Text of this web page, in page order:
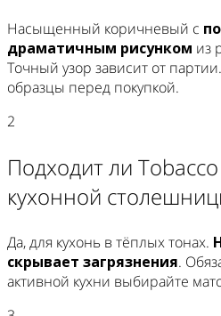
Насыщенный коричневый с
драматичным рисунком из
Точный узор зависит от
образцы перед покупкой.
2
Подходит ли
кухонной
Да, для кухонь в тёплых тонах.
скрывает загрязнения.
активной кухни выбирайте